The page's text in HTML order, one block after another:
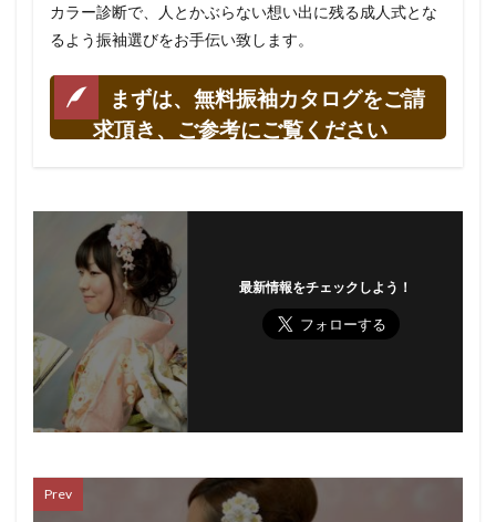
カラー診断で、人とかぶらない想い出に残る成人式とな
るよう振袖選びをお手伝い致します。
まずは、無料振袖カタログをご請
求頂き、ご参考にご覧ください
最新情報をチェックしよう！
Prev